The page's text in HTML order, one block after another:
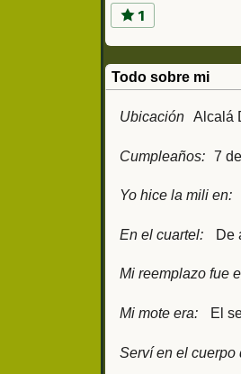
1
Todo sobre mi
Ubicación Alcalá
Cumpleaños: 7
Yo hice la mili en:
En el cuartel: De
Mi reemplazo fue
Mi mote era: El
Serví en el cuerpo